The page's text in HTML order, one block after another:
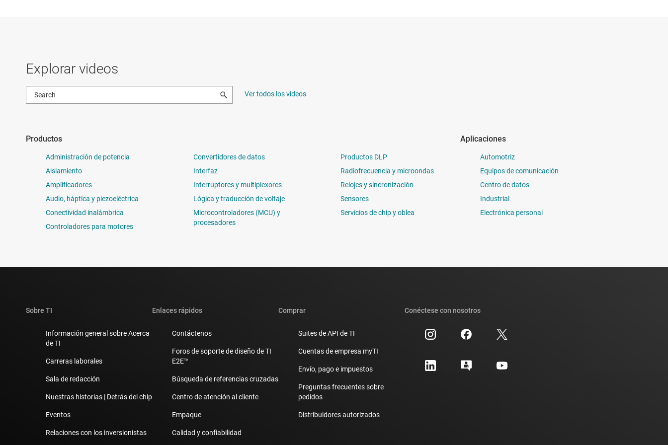
Explorar videos
Ver todos los videos
Productos
Administración de potencia
Aislamiento
Amplificadores
Audio, háptica y piezoeléctrica
Conectividad inalámbrica
Controladores para motores
Convertidores de datos
Interfaz
Interruptores y multiplexores
Lógica y traducción de voltaje
Microcontroladores (MCU) y
procesadores
Productos DLP
Radiofrecuencia y microondas
Relojes y sincronización
Sensores
Servicios de chip y oblea
Aplicaciones
Automotriz
Equipos de comunicación
Centro de datos
Industrial
Electrónica personal
Sobre TI
Información general sobre Acerca
de TI
Carreras laborales
Sala de redacción
Nuestras historias | Detrás del chip
Eventos
Relaciones con los inversionistas
Enlaces rápidos
Contáctenos
Foros de soporte de diseño de TI
E2E™
Búsqueda de referencias cruzadas
Centro de atención al cliente
Empaque
Calidad y confiabilidad
Comprar
Suites de API de TI
Cuentas de empresa myTI
Envío, pago e impuestos
Preguntas frecuentes sobre
pedidos
Distribuidores autorizados
Conéctese con nosotros